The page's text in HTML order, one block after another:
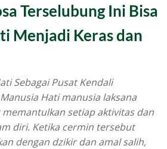
Terselubung Ini Bisa
Menjadi Keras dan
Sebagai Pusat Kendali
Hati manusia laksana
setiap aktivitas dan
diri. Ketika cermin tersebut
dengan dzikir dan amal salih,